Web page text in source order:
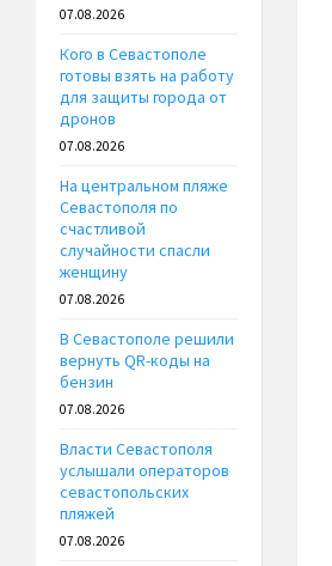
07.08.2026
Кого в Севастополе
готовы взять на работу
для защиты города от
дронов
07.08.2026
На центральном пляже
Севастополя по
счастливой
случайности спасли
женщину
07.08.2026
В Севастополе решили
вернуть QR-коды на
бензин
07.08.2026
Власти Севастополя
услышали операторов
севастопольских
пляжей
07.08.2026